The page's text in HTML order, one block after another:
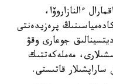
ءالنازاروۆا،
پرەزيدەنتى
جوعارى وقۋ
مەملەكەتتىك
قاتىستى.